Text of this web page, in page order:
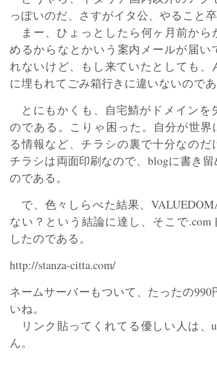
っぽいのだ、さすがイタ公、やること
まー、ひょっとしたら何ヶ月前から
めるからなとかいう案内メールが届い
れないけど、もし来ていたとしても、
に埋もれてごみ箱行きに違いないので
とにもかくも、自宅鯖がドメインを
のである。こりゃ困った。自分が世界
る情報など、チラシの裏で十分なのだ
チラシは両面印刷なので、blogに書き
のである。
で、色々しらべた結果、
ない？という結論に達し、そこで
したのである。
http://stanza-citta.com/
ネームサーバーもついて、たったの990
いね。
リンク貼ってくれてる優しい人は、
ん。